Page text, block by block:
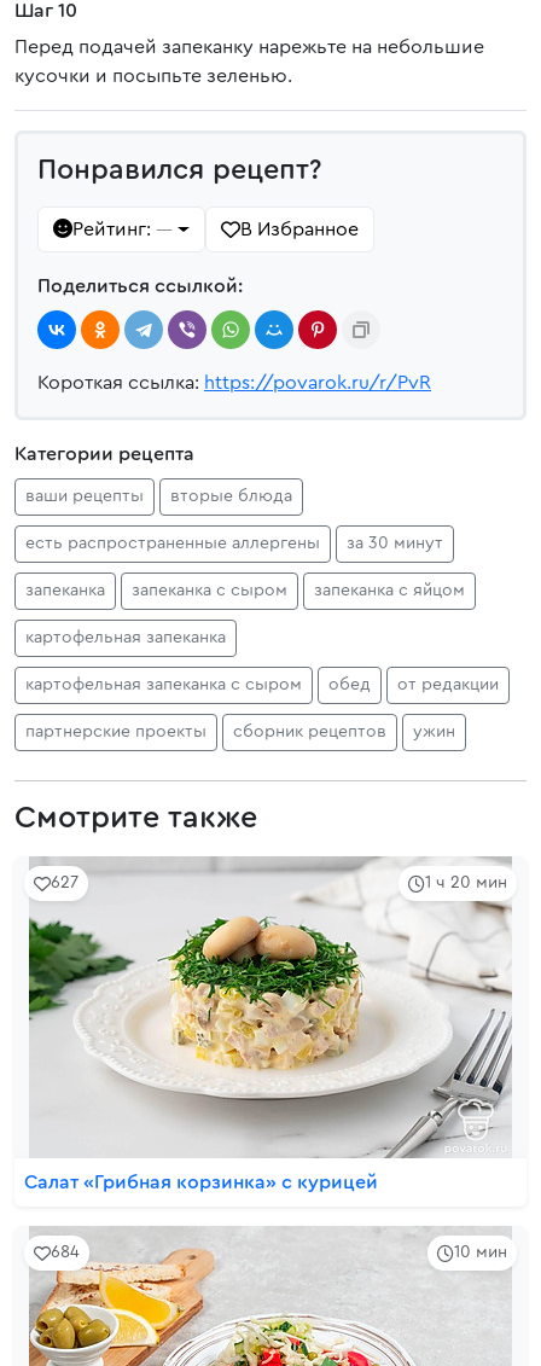
Шаг 10
Перед подачей запеканку нарежьте на небольшие
кусочки и посыпьте зеленью.
Понравился рецепт?
Рейтинг: — В Избранное
Поделиться ссылкой:
Короткая ссылка: https://povarok.ru/r/PvR
Категории рецепта
ваши рецепты вторые блюда
есть распространенные аллергены за 30 минут
запеканка запеканка с сыром запеканка с яйцом
картофельная запеканка
картофельная запеканка с сыром обед от редакции
партнерские проекты сборник рецептов ужин
Смотрите также
1 ч 20 мин
627
Салат «Грибная корзинка» с курицей
10 мин
684